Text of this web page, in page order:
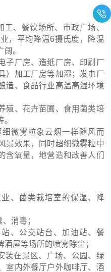
工、餐饮场所、市政广场、
，平均降温6摄氏度，降温
。
子厂房、造纸厂房、印刷厂
）加工厂房等加湿；发电厂
造、食品行业高温高湿环境
殖、花卉苗圃、食用菌类培
微雾粒象云烟一样随风而
景效果，同时超细微雾粒中
含氧量，地营造和改善人们
、菌类栽培室的保湿、降
消毒；
、公交站台、加油站、餐
屋等场所的喷雾除尘；
装在景区、广场、公园、绿
室内外餐厅户外咖啡厅、酒